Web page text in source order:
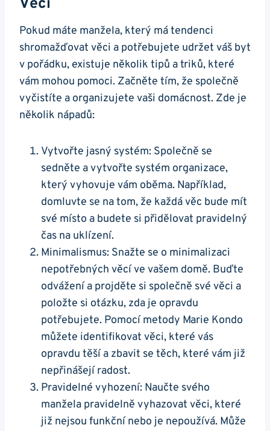
Věci
Pokud máte manžela, který má tendenci
shromažďovat věci a potřebujete udržet váš byt
v pořádku, existuje několik tipů a triků, které
vám mohou pomoci. Začněte tím, že společně
vyčistíte a organizujete vaši domácnost. Zde je
několik nápadů:
Vytvořte jasný systém: Společně se
sedněte a vytvořte systém organizace,
který vyhovuje vám oběma. Například,
domluvte se na tom, že každá věc bude mít
své místo a budete si přidělovat pravidelný
čas na uklízení.
Minimalismus: Snažte se o minimalizaci
nepotřebných věcí ve vašem domě. Buďte
odvážení a projděte si společně své věci a
položte si otázku, zda je opravdu
potřebujete. Pomocí metody Marie Kondo
můžete identifikovat věci, které vás
opravdu těší a zbavit se těch, které vám již
nepřinášejí radost.
Pravidelné vyhození: Naučte svého
manžela pravidelně vyhazovat věci, které
již nejsou funkční nebo je nepoužívá. Může